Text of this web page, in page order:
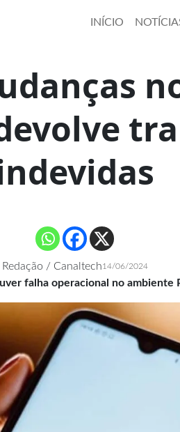
INÍCIO
Redação / Canaltech14/06/2024
falha operacional no ambiente